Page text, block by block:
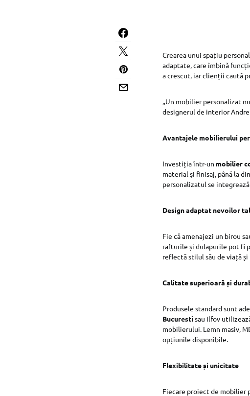
Crearea unui spațiu
adaptate, care îmbină
a crescut, iar clienții caută
„Un mobilier personalizat
designerul de interior
Avantajele mobilierului
Investiția într-un mobilier
material și finisaj, până la
personalizatul se
Design adaptat nevoilor
Fie că amenajezi un birou
rafturile și dulapurile pot fi
reflectă stilul său de viață
Calitate superioară și
Produsele standard sunt
Bucurestisau Ilfov
mobilierului. Lemn masiv,
opțiunile disponibile.
Flexibilitate și unicitate
Fiecare proiect de mobilier